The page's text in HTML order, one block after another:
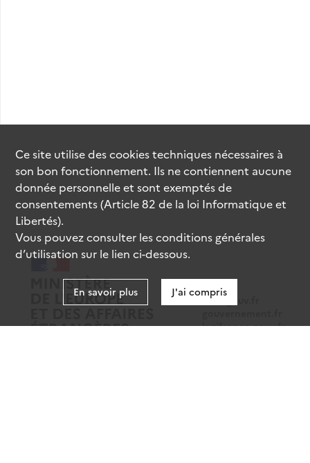
data.gouv.fr
legifrance.gouv.fr
Ce site utilise descookiestechniques nécessaires à
son bon fonctionnement. Ils ne contiennent aucune
donnée personnelle et sont exemptés de
consentements (Article 82 de la loi Informatique et
Libertés).
Vous pouvez consulter les conditions générales
d’utilisation sur le lien ci-dessous.
En savoir plus J'ai compris